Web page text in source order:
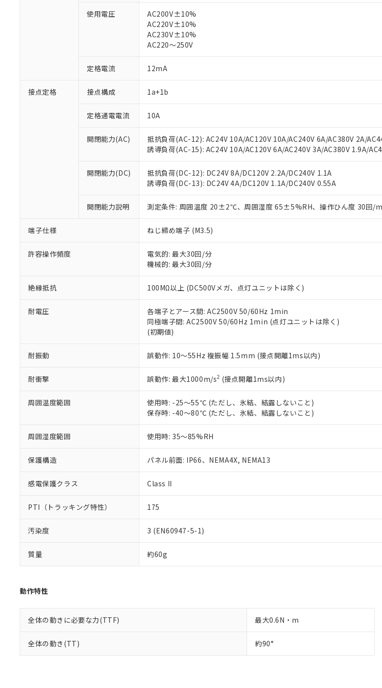
使用電圧
AC200V±10%
AC220V±10%
AC230V±10%
AC220～250V
定格電流 12mA
接点定格 接点構成 1a+1b
定格通電電流 10A
開閉能力(AC)
抵抗負荷(AC-12): AC24V 10A/AC120V 10A/AC240V 6A/AC380V 2A/
誘導負荷(AC-15): AC24V 10A/AC120V 6A/AC240V 3A/AC380V 1.9A/
開閉能力(DC)
抵抗負荷(DC-12): DC24V 8A/DC120V 2.2A/DC240V 1.1A
誘導負荷(DC-13): DC24V 4A/DC120V 1.1A/DC240V 0.55A
開閉能力説明 測定条件: 周囲温度 20±2℃、周囲湿度 65±5%RH、操作ひん度 30回/
端子仕様 ねじ締め端子 (M3.5)
許容操作頻度
電気的: 最大30回/分
機械的: 最大30回/分
絶縁抵抗 100MΩ以上 (DC500Vメガ、点灯ユニットは除く)
耐電圧
各端子とアース間: AC2500V 50/60Hz 1min
同極端子間: AC2500V 50/60Hz 1min (点灯ユニットは除く)
(初期値)
耐振動 誤動作: 10～55Hz 複振幅 1.5mm (接点開離1ms以内)
耐衝撃 誤動作: 最大1000m/s2 (接点開離1ms以内)
周囲温度範囲
使用時: -25～55℃ (ただし、氷結、結露しないこと)
保存時: -40～80℃ (ただし、氷結、結露しないこと)
周囲湿度範囲 使用時: 35～85%RH
保護構造 パネル前面: IP66、NEMA4X, NEMA13
感電保護クラス Class II
PTI（トラッキング特性） 175
汚染度 3 (EN60947-5-1)
質量 約60g
動作特性
全体の動きに必要な力(TTF) 最大0.6N・m
全体の動き(TT) 約90°
ご利用条件
くものです。
当社制御機器事業取扱商品の中には、本サービスの対象外とな
在庫状況および標準価格照会結果は、記載している更新日時点
のであり、閲覧された時点での実際の在庫および標準価格とは
い。
正式な納期状況および標準価格はお客様のお取引先、またはお
当社販売員にご相談ください。
在庫状況および標準価格結果を当社の事前の承諾なく第三者に
す。
マイパーツ機能（部品リスト作成サービス）をご利用いただく
ている必要があります。
お客様が当ウェブサイト上で当社にご登録された部品リストに
が、当社の製品・サービスに関するお客様との取引・商談に必
※当社の共同利用者とは、
"個人情報の共同利用に関して"
いる法人を指します。
※1 対応状況
対応済み：EU RoHS指令（10物質）の非含有に対応した製品が提
対応予定：EU RoHS指令（10物質）の非含有に対応した製品に切り
対応予定なし：EU RoHS指令（10物質）の非含有に非対応の商品で
調査・確認中：EU RoHS指令（10物質）の非含有の対応状況を調査
仕入先様の事情により、非含有部品としていたものが、含有品と判明
があります。
*EU RoHS指令（10物質）：
鉛(Pb) 1000ppm以下、 水銀(Hg) 1000ppm以下、 カドミウム(Cd) 100ppm以下、
フタル酸ビス(2-エチルヘキシル) (DEHP)(別名：DOP) 1000ppm以下、フタル酸ブチルベ
ル（DBP） 1000ppm以下、フタル酸ジイソブチル (DIBP) 1000ppm以下
但し、RoHS指令で産業用監視および制御機器に対する適用除外項目は除く。
フタル酸エステル類の４物質については閾値を超える意図的な使用がないことを確認し
部品在庫の切り替え状況などにより、予定月が前後することがありま
※3 非含有証明書ダウンロード
下記の非含有証明書をダウンロードすることができます。
EU RoHS指令（10物質）の非含有証明書
※本証明書は発行日時点で非含有を証明するもので、過去に遡って非
また、RoHS指令のフタル酸エステル類４物質の対応では、対応完
混在することから備考欄に対応日を記載しておりました。
既に当社にて対応品への在庫切替を完了していることから、特段の
り割愛しております。
※1 中国RoHS○×表
「○」：最大均質材料含有率が中国RoHSの基準値以下であることを
「×」：最大均質材料含有率が中国RoHSの基準値を超えていることを
「－」：未確認です。当社販売部門へお問い合わせください。
*中国RoHS10物質の基準値 (GB/T26572)：
Pb(鉛) :1000ppm、 Hg(水銀) : 1000ppm、 Cd(カドミウム) : 100ppm、
Cr(Ⅵ)(六価クロム) : 1000ppm、 PBBs(ポリ臭化ビフェニル類) : 1000ppm、 PBDEs(ポリ
DEHP(フタル酸ビス(2-エチルヘキシル)) : 1000ppm
※2 環境保護使用期限
「10」：通常の使用状況下において有害物質が外部に漏えいし、環
味します。
「－」：未確認です。当社販売部門へお問い合わせください。
う）を輸出または国外への提供する場合は、日本国政府の輸出
などの必要な手続きをとります。
当社は規制貨物を破棄する場合は、完全に破砕するなど、違法
ます。
当社は貴社製品を、核兵器、ミサイル、化学兵器、生物兵器ま
置等に一切使用いたしません。
また当社は、販売先および販売に係わる関係者が違法に輸出す
たしません。
記
号
説明
○ 一定数以上の在庫あり
機器販売店・当社販売員にご確認ください)
白
受注生産機種、また在庫状況の情報を公開していない機種